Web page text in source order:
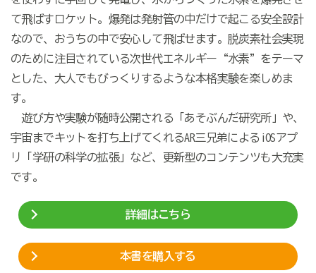
て飛ばすロケット。爆発は発射管の中だけで起こる安全設計
なので、おうちの中で安心して飛ばせます。脱炭素社会実現
のために注目されている次世代エネルギー“水素”をテーマ
とした、大人でもびっくりするような本格実験を楽しめま
す。
遊び方や実験が随時公開される「あそぶんだ研究所」や、
宇宙までキットを打ち上げてくれるAR三兄弟によるiOSアプ
リ「学研の科学の拡張」など、更新型のコンテンツも大充実
です。
詳細はこちら
本書を購入する